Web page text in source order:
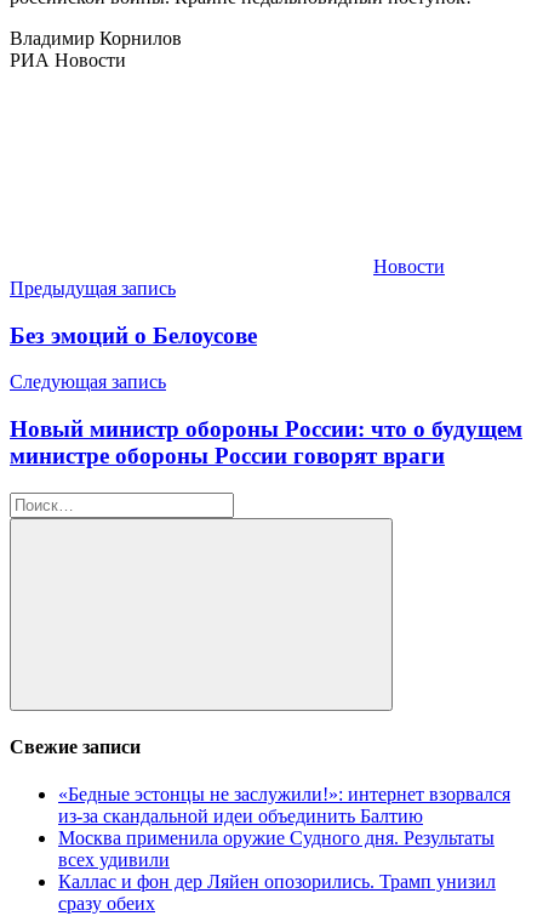
Владимир Корнилов
РИА Новости
Новости
Навигация
по
записям
Предыдущая запись
Без эмоций о Белоусове
Следующая запись
Новый министр обороны России: что о будущем
министре обороны России говорят враги
Найти:
Поиск
Свежие записи
«Бедные эстонцы не заслужили!»: интернет взорвался
из-за скандальной идеи объединить Балтию
Москва применила оружие Судного дня. Результаты
всех удивили
Каллас и фон дер Ляйен опозорились. Трамп унизил
сразу обеих